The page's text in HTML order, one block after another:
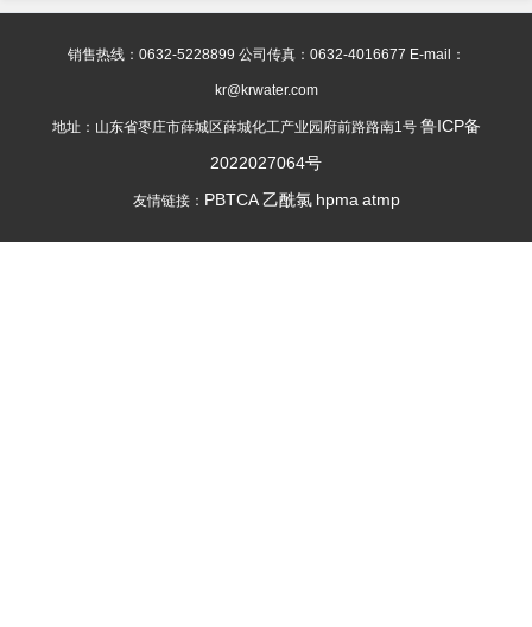
销售热线：0632-5228899 公司传真：0632-4016677 E-mail：
kr@krwater.com
地址：山东省枣庄市薛城区薛城化工产业园府前路路南1号 鲁ICP备
2022027064号
友情链接： PBTCA 乙酰氯 hpma atmp